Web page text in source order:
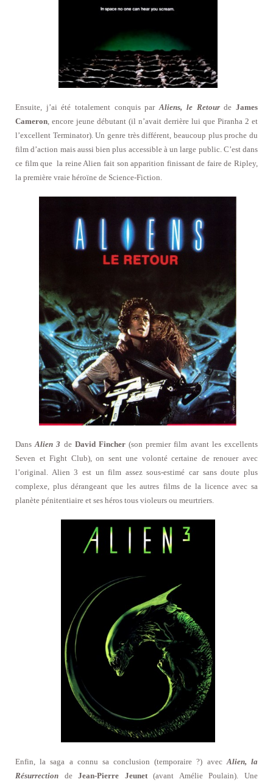
Ensuite, j’ai été totalement conquis parAliens, le RetourdeJames
Cameron , encore jeune débutant (il n’avait derrière lui que Piranha 2 et
l’excellent Terminator). Un genre très différent, beaucoup plus proche du
film d’action mais aussi bien plus accessible à un large public. C’est dans
ce film que la reine Alien fait son apparition finissant de faire de Ripley,
la première vraie héroïne de Science-Fiction.
DansAlien 3 de David Fincher(son premier film avant les excellents
Seven et Fight Club), on sent une volonté certaine de renouer avec
l’original. Alien 3 est un film assez sous-estimé car sans doute plus
complexe, plus dérangeant que les autres films de la licence avec sa
planète pénitentiaire et ses héros tous violeurs ou meurtriers.
Enfin, la saga a connu sa conclusion (temporaire ?) avec Alien, la
Résurrection deJean-Pierre Jeunet(avant Amélie Poulain). Une